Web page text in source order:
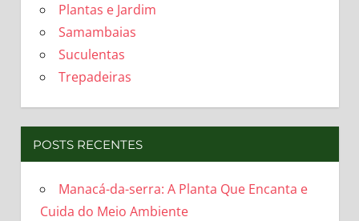
Plantas e Jardim
Samambaias
Suculentas
Trepadeiras
POSTS RECENTES
Manacá-da-serra: A Planta Que Encanta e
Cuida do Meio Ambiente